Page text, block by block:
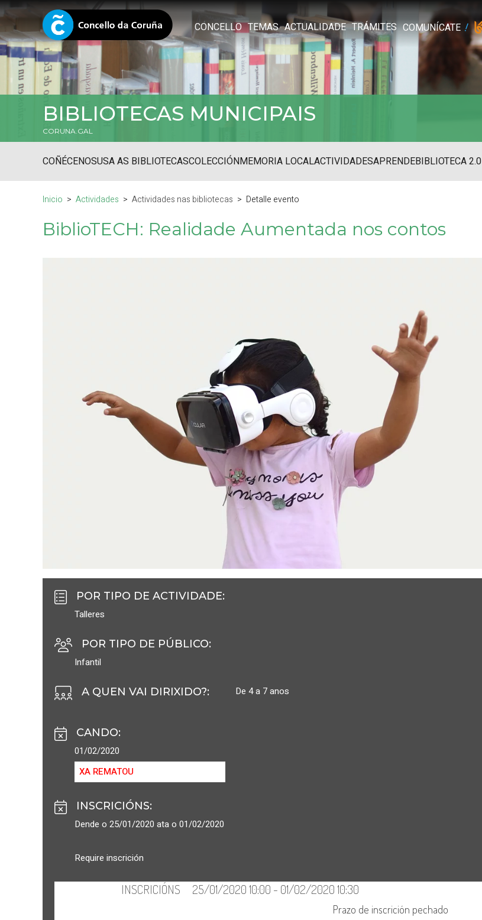
CONCELLO TEMAS ACTUALIDADE TRÁMITES COMUNÍCATE
BIBLIOTECAS MUNICIPAIS
CORUNA.GAL
COÑÉCENOSUSA AS BIBLIOTECASCOLECCIÓNMEMORIA LOCALACTIVIDADESAPRENDEBIBLIOTECA 2.0
Inicio Actividades Actividades nas bibliotecas Detalle evento
BiblioTECH: Realidade Aumentada nos contos
POR TIPO DE ACTIVIDADE:
Talleres
POR TIPO DE PÚBLICO:
Infantil
A QUEN VAI DIRIXIDO?: De 4 a 7 anos
CANDO:
01/02/2020
XA REMATOU
INSCRICIÓNS:
Dende o 25/01/2020 ata o 01/02/2020
Require inscrición